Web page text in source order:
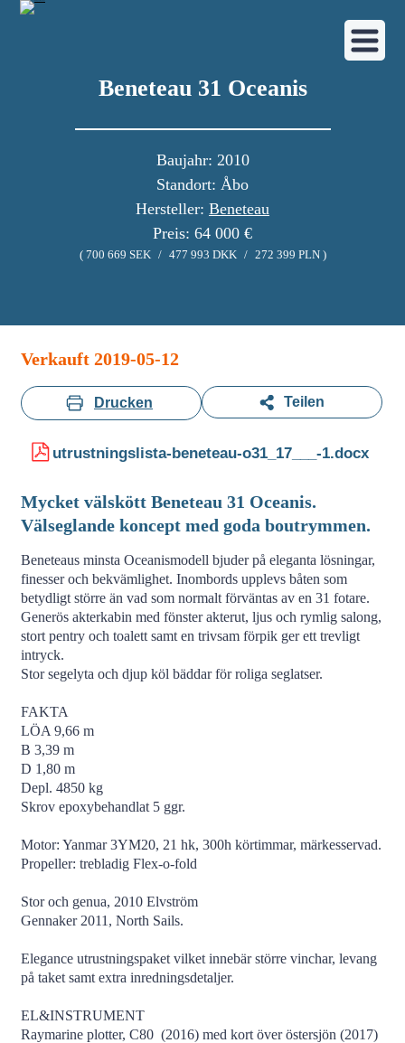
Beneteau 31 Oceanis
Baujahr: 2010
Standort: Åbo
Hersteller: Beneteau
Preis: 64 000 €
( 700 669 SEK / 477 993 DKK / 272 399 PLN )
Verkauft 2019-05-12
Drucken Teilen
utrustningslista-beneteau-o31_17___-1.docx
Mycket välskött Beneteau 31 Oceanis.
Välseglande koncept med goda boutrymmen.
Beneteaus minsta Oceanismodell bjuder på eleganta lösningar,
finesser och bekvämlighet. Inombords upplevs båten som
betydligt större än vad som normalt förväntas av en 31 fotare.
Generös akterkabin med fönster akterut, ljus och rymlig salong,
stort pentry och toalett samt en trivsam förpik ger ett trevligt
intryck.
Stor segelyta och djup köl bäddar för roliga seglatser.
FAKTA
LÖA 9,66 m
B 3,39 m
D 1,80 m
Depl. 4850 kg
Skrov epoxybehandlat 5 ggr.
Motor: Yanmar 3YM20, 21 hk, 300h körtimmar, märkesservad.
Propeller: trebladig Flex-o-fold
Stor och genua, 2010 Elvström
Gennaker 2011, North Sails.
Elegance utrustningspaket vilket innebär större vinchar, levang
på taket samt extra inredningsdetaljer.
EL&INSTRUMENT
Raymarine plotter, C80 (2016) med kort över östersjön (2017)